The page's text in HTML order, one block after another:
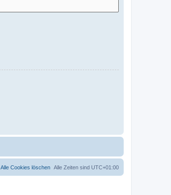
Alle Zeiten sind UTC+01:00
Alle Cookies löschen